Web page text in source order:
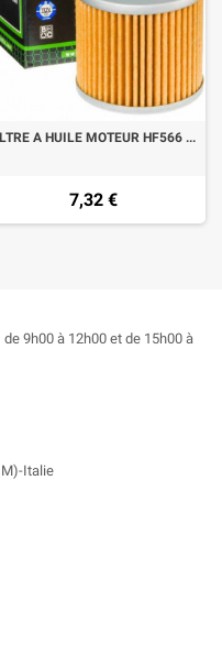
FILTRE A HUILE MOTEUR HF566 Kawasaki J300, Kymco Downtown 125-300, people GTi 125/200/300 10-
7,32 €
9h00 à 12h00 et de 15h00 à
Italie